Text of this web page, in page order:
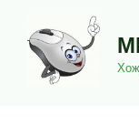
содержимому